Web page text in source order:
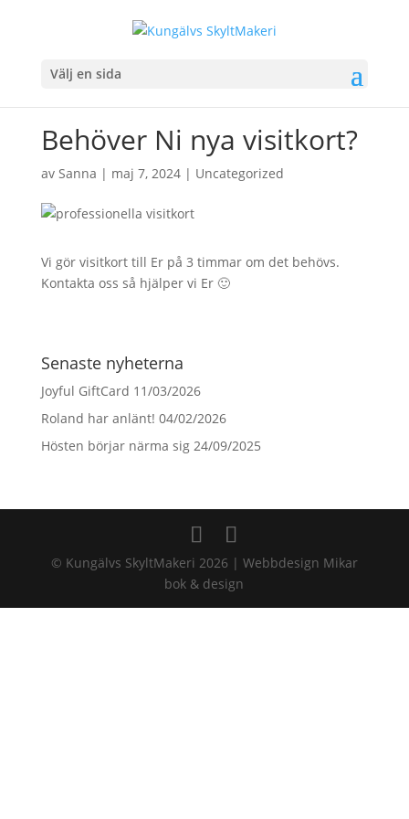
Välj en sida
Behöver Ni nya visitkort?
av Sanna | maj 7, 2024| Uncategorized
Vi gör visitkort till Er på 3 timmar om det behövs.
Kontakta oss så hjälper vi Er 🙂
Senaste nyheterna
Joyful GiftCard 11/03/2026
Roland har anlänt! 04/02/2026
Hösten börjar närma sig 24/09/2025
© Kungälvs SkyltMakeri 2026 | Webbdesign Mikar
bok & design